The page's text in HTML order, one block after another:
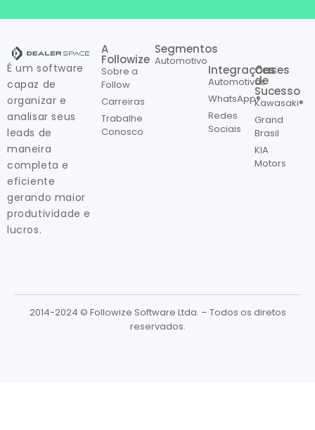
É um software
capaz de
organizar e
analisar seus
leads de
maneira
completa e
eficiente
gerando maior
produtividade e
lucros.
A
Followize
Sobre a
Follow
Carreiras
Trabalhe
Conosco
Segmentos
Automotivo
Integrações
Automotivas
WhatsApp®
Redes
Sociais
Cases
de
Sucesso
Kawasaki®
Grand
Brasil
KIA
Motors
2014-2024 © Followize Software Ltda. – Todos os diretos
reservados.